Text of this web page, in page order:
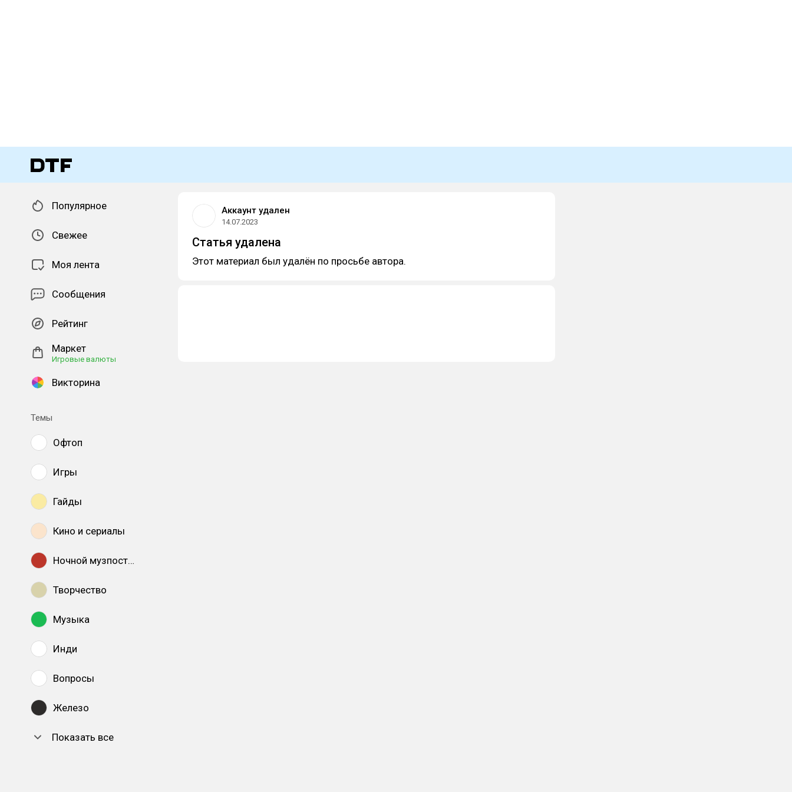
Популярное
Свежее
Моя лента
Сообщения
Рейтинг
Маркет
Игровые валюты
Викторина
Темы
Офтоп
Игры
Гайды
Кино и сериалы
Ночной музпостинг
Творчество
Музыка
Инди
Вопросы
Железо
Показать все
Аккаунт удален
14.07.2023
Статья удалена
Этот материал был удалён по просьбе автора.